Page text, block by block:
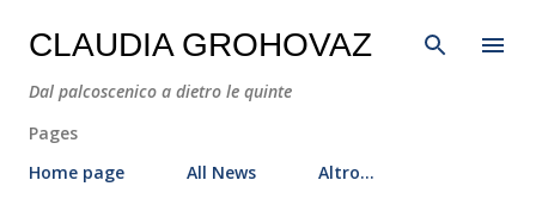
Passa ai contenuti principali
CLAUDIA GROHOVAZ
Dal palcoscenico a dietro le quinte
Pages
Home page
All News Altro…